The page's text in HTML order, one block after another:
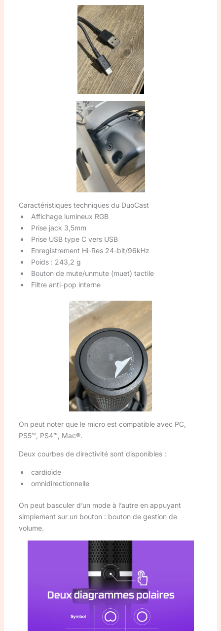
Caractéristiques techniques du DuoCast
Affichage lumineux RGB
Prise jack 3,5mm
Prise USB type C vers USB
Enregistrement Hi-Res 24-bit/96kHz
Poids : 243,2 g
Bouton de mute/unmute (muet) tactile
Filtre anti-pop interne
On peut noter que le micro est compatible avec PC,
PS5™, PS4™, Mac®.
Deux courbes de directivité sont disponibles :
cardioïde
omnidirectionnelle
On peut basculer d’un mode à l’autre en appuyant
simplement sur un bouton : bouton de gestion de
volume.